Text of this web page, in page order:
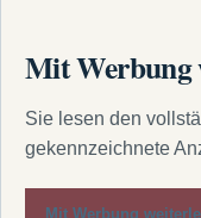
Mit Werbung
Sie lesen den
gekennzeichnete
Mit Werbung